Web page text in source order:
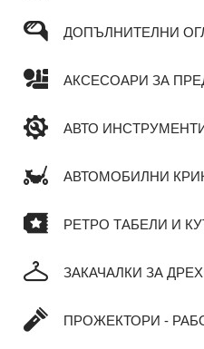
ДОПЪЛНИТЕЛНИ
АКСЕСОАРИ ЗА
АВТО
АВТОМОБИЛНИ
РЕТРО ТАБЕЛИ И
ЗАКАЧАЛКИ ЗА
ПРОЖЕКТОРИ -